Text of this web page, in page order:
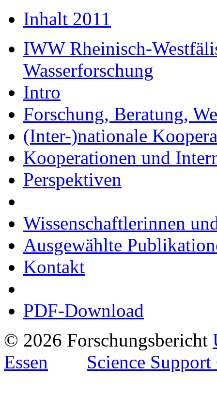
Inhalt 2011
IWW Rheinisch-
Wasserforschung
Intro
Forschung, Beratung,
(Inter-)nationale
Kooperationen und
Perspektiven
Wissenschaftlerinnen
Ausgewählte
Kontakt
PDF-Download
© 2026 Forschungsbericht
Essen
Science